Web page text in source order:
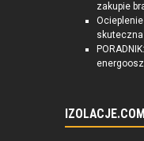
zakupie